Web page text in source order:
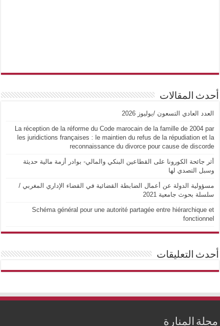
أحدث المقالات
العدد العادي التسعون /يوليوز 2026
La réception de la réforme du Code marocain de la famille de 2004 par
les juridictions françaises : le maintien du refus de la répudiation et la
reconnaissance du divorce pour cause de discorde
أثر جائحة الكورونا على القطاعين البنكي والمالي- بوادر أزمة مالية حديثة
وسبل التصدي لها
مسؤولية الدولة عن أعمال الضابطة القضائية في القضاء الإداري المغربي /
سلسلة بحوث جامعية 2021
Schéma général pour une autorité partagée entre hiérarchique et
fonctionnel
أحدث التعليقات
مجلة المنارة